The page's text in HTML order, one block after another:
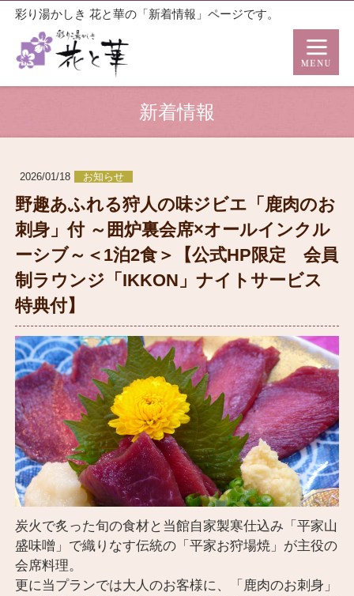
彩り湯かしき 花と華の「新着情報」ページです。
新着情報
2026/01/18 お知らせ
野趣あふれる狩人の味ジビエ「鹿肉のお
刺身」付 ～囲炉裏会席×オールインクル
ーシブ～＜1泊2食＞【公式HP限定 会員
制ラウンジ「IKKON」ナイトサービス
特典付】
炭火で炙った旬の食材と当館自家製寒仕込み「平家山
盛味噌」で織りなす伝統の「平家お狩場焼」が主役の
会席料理。
更に当プランでは大人のお客様に、「鹿肉のお刺身」